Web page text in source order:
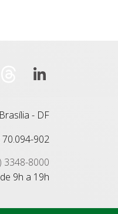
- DF
70.094-902
3348-8000
9h a 19h